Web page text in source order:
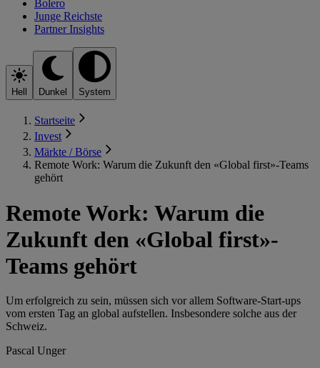
Bolero
Junge Reichste
Partner Insights
Hell Dunkel System
Startseite
Invest
Märkte / Börse
Remote Work: Warum die Zukunft den «Global first»-Teams
gehört
Remote Work: Warum die
Zukunft den «Global first»-
Teams gehört
Um erfolgreich zu sein, müssen sich vor allem Software-Start-ups
vom ersten Tag an global aufstellen. Insbesondere solche aus der
Schweiz.
Pascal Unger